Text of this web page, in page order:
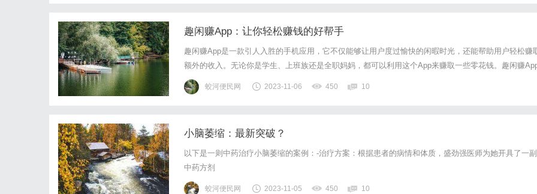
趣闲赚App：让你轻松赚钱的好帮手
趣闲赚App是一款引人入胜的手机应用，它不仅能够让用户度过愉快的闲暇时光，还能帮助用户轻松赚
额外的收入。无论你是学生、上班族还是全职妈妈，都可以利用这个App来赚取一些零花钱。趣闲赚
提供了多种多样的赚钱方式。首先，它有一个丰富多样的任务市场，用户可以选择适合自己的任务进行
成。这些任务包括下载App、观看广告、填写问卷调查等等，完成任务后用户将获得相...
蛟河便民网 2023-11-06 450 10
小脑萎缩：最新突破？
以下是一则中药治疗小脑萎缩的案例：-治疗方案：根据患者的病情和体质，盛劲强医师为她开具了一副
中药方剂
蛟河便民网 2023-11-05 450 10